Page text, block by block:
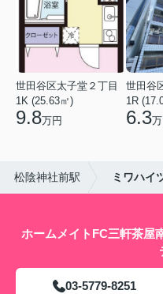
世田谷区太子堂２丁目
1K (25.63㎡)
9.8万円
世田谷
1R
6.3
松陰神社前駅 ミワハ
ホームメイトFC三軒茶
03-5779-8251